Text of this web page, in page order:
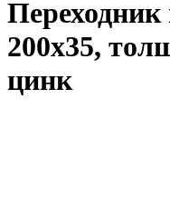
Переходник
200х35,
цинк